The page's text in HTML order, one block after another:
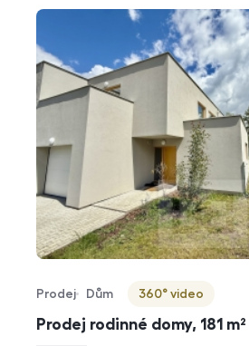
Prodej rodinné domy, 181
Typ nabídky
Prodej
Typ nemovitosti
Dům
Virtuální prohlídka
360° video